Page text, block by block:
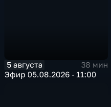
5 августа
38 мин
Эфир 05.08.2026 · 11:00